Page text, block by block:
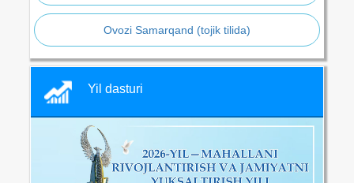
Ovozi Samarqand (tojik tilida)
Yil dasturi